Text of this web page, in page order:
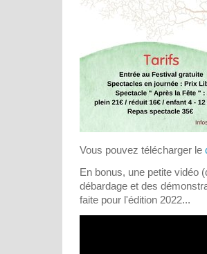
Vous pouvez télécharger le
En bonus, une petite vidéo
débardage et des
faite pour l'édition 2022...